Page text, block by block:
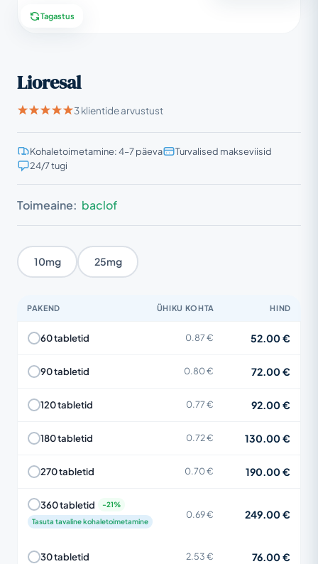
Tagastus
Lioresal
3 klientide arvustust
Kohaletoimetamine: 4–7 päeva
Turvalised makseviisid
24/7 tugi
Toimeaine: baclof
10mg 25mg
PAKEND ÜHIKU KOHTA HIND
60 tabletid 0.87 € 52.00 €
90 tabletid 0.80 € 72.00 €
120 tabletid 0.77 € 92.00 €
180 tabletid 0.72 € 130.00 €
270 tabletid 0.70 € 190.00 €
360 tabletid
Tasuta tavaline kohaletoimetamine
0.69 € 249.00 €
30 tabletid 2.53 € 76.00 €